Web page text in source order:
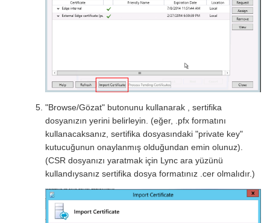
"Browse/Gözat" butonunu kullanarak , sertifika
dosyanızın yerini belirleyin. (eğer, .pfx formatını
kullanacaksanız, sertifika dosyasındaki "private key"
kutucuğunun onaylanmış olduğundan emin olunuz).
(CSR dosyanızı yaratmak için Lync ara yüzünü
kullandıysanız sertifika dosya formatınız .cer olmalıdır.)